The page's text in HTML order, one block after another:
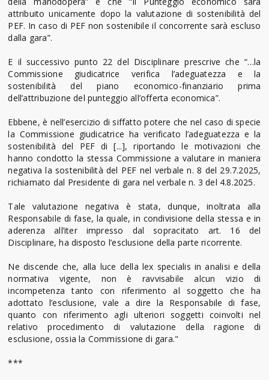
attribuito unicamente dopo la valutazione di sostenibilità del
PEF. In caso di PEF non sostenibile il concorrente sarà escluso
dalla gara”.
E il successivo punto 22 del Disciplinare prescrive che “…la
Commissione giudicatrice verifica l’adeguatezza e la
sostenibilità del piano economico-finanziario prima
dell’attribuzione del punteggio all’offerta economica”.
Ebbene, è nell’esercizio di siffatto potere che nel caso di specie
la Commissione giudicatrice ha verificato l’adeguatezza e la
sostenibilità del PEF di [...], riportando le motivazioni che
hanno condotto la stessa Commissione a valutare in maniera
negativa la sostenibilità del PEF nel verbale n. 8 del 29.7.2025,
richiamato dal Presidente di gara nel verbale n. 3 del 4.8.2025.
Tale valutazione negativa è stata, dunque, inoltrata alla
Responsabile di fase, la quale, in condivisione della stessa e in
aderenza all’iter impresso dal sopracitato art. 16 del
Disciplinare, ha disposto l’esclusione della parte ricorrente.
Ne discende che, alla luce della lex specialis in analisi e della
normativa vigente, non è ravvisabile alcun vizio di
incompetenza tanto con riferimento al soggetto che ha
adottato l’esclusione, vale a dire la Responsabile di fase,
quanto con riferimento agli ulteriori soggetti coinvolti nel
relativo procedimento di valutazione della ragione di
esclusione, ossia la Commissione di gara."
***